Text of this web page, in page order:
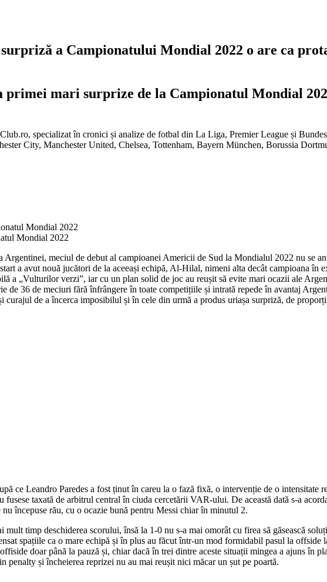
a Campionatului Mondial 2022 o are ca
primei mari surprize de la Campionatul Mondial
specializat în cronici și analize de fotbal din La Liga, Premier League și
City, Manchester United, Chelsea, Tottenham, Bayern München, Borussia
Mondial 2022
meciul de debut al campioanei Americii de Sud la Mondialul 2022 nu se
a avut nouă jucători de la aceeași echipă, Al-Hilal, nimeni alta decât campioana în
a „Vulturilor verzi”, iar cu un plan solid de joc au reușit să evite mari ocazii ale
de 36 de meciuri fără înfrângere în toate competițiile și intrată repede în avantaj
de a încerca imposibilul și în cele din urmă a produs uriașa surpriză, de
ce Leandro Paredes a fost ținut în careu la o fază fixă, o intervenție de o intensitate
taxată de arbitrul central în ciuda cercetării VAR-ului. De această dată s-a
începuse rău, cu o ocazie bună pentru Messi chiar în minutul 2.
timp deschiderea scorului, însă la 1-0 nu s-a mai omorât cu firea să găsească
spațiile ca o mare echipă și în plus au făcut într-un mod formidabil pasul la offside
doar până la pauză și, chiar dacă în trei dintre aceste situații mingea a ajuns în
și încheierea reprizei nu au mai reușit nici măcar un șut pe poartă.